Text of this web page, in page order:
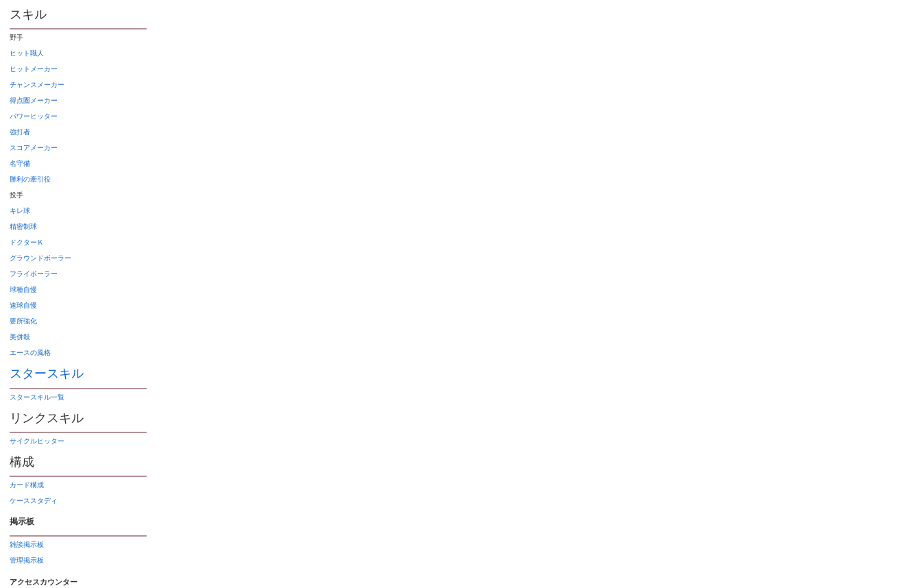
スキル
野手
ヒット職人
ヒットメーカー
チャンスメーカー
得点圏メーカー
パワーヒッター
強打者
スコアメーカー
名守備
勝利の牽引役
投手
キレ球
精密制球
ドクターＫ
グラウンドボーラー
フライボーラー
球種自慢
速球自慢
要所強化
美併殺
エースの風格
スタースキル
スタースキル一覧
リンクスキル
サイクルヒッター
構成
カード構成
ケーススタディ
掲示板
雑談掲示板
管理掲示板
アクセスカウンター